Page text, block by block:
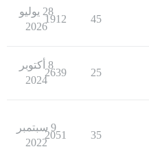
45
1912
28 يوليو
2026
25
2639
8 أكتوبر
2024
35
2051
9 سبتمبر
2022